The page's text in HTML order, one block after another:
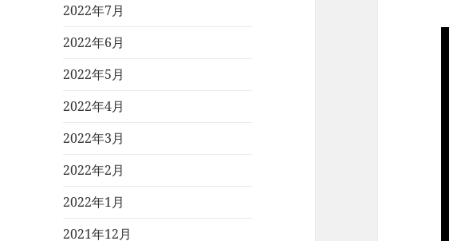
2022年7月
2022年6月
2022年5月
2022年4月
2022年3月
2022年2月
2022年1月
2021年12月